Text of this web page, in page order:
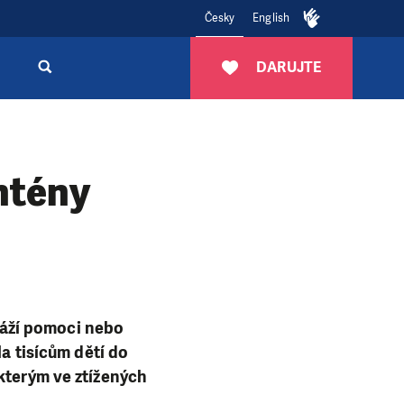
Česky English
DARUJTE
pomoci nebo
tisícům dětí do
ve ztížených